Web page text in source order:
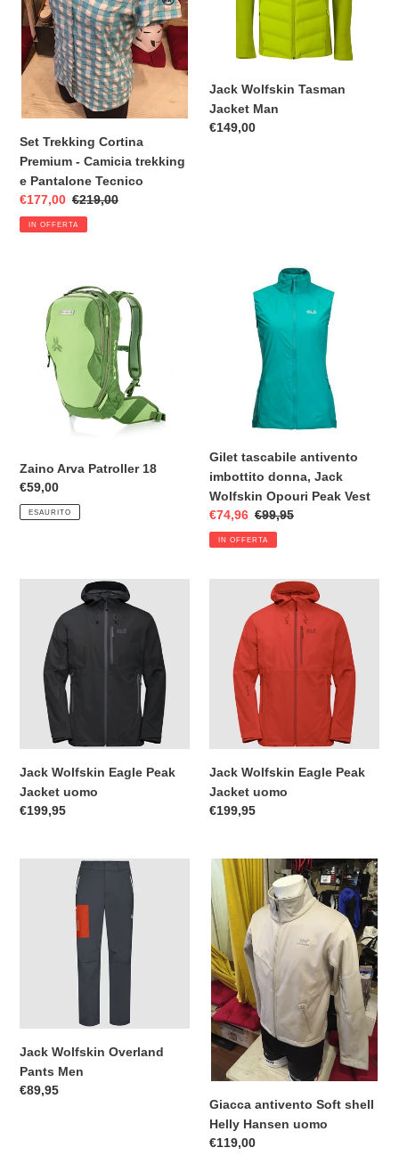
n
e
:
trekking
e
Pantalone
Tecnico
Set Trekking Cortina
Premium - Camicia trekking
e Pantalone Tecnico
Prezzo
scontato
€177,00 Prezzo
di
listino
€219,00
IN OFFERTA
Jack Wolfskin Tasman
Jacket Man
Prezzo
€149,00
Patroller
Zaino Arva Patroller 18
Prezzo
di
listino
€59,00
ESAURITO
tascabile
antivento
imbottito
Wolfskin
Gilet tascabile antivento
imbottito donna, Jack
Wolfskin Opouri Peak Vest
Prezzo
scontato
€74,96 Prezzo
di
listino
€99,95
IN OFFERTA
Peak
Jacket
uomo
Jack Wolfskin Eagle Peak
Jacket uomo
Prezzo
€199,95
Wolfskin
Peak
Jacket
uomo
Jack Wolfskin Eagle Peak
Jacket uomo
Prezzo
€199,95
Jack Wolfskin Overland
Pants Men
Prezzo
€89,95
Giacca
antivento
Soft
shell
Helly
Hansen
uomo
Giacca antivento Soft shell
Helly Hansen uomo
Prezzo
€119,00